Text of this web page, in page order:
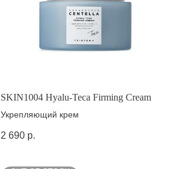
SKIN1004 Hyalu-Teca Firming Cream
Укрепляющий крем
2 690 р.